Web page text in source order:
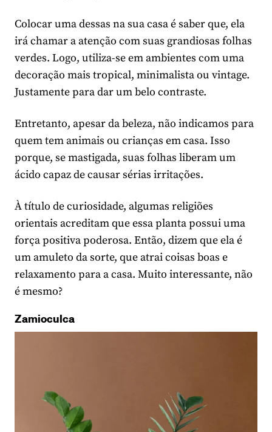
Colocar uma dessas na sua casa é saber que, ela
irá chamar a atenção com suas grandiosas folhas
verdes. Logo, utiliza-se em ambientes com uma
decoração mais tropical, minimalista ou vintage.
Justamente para dar um belo contraste.
Entretanto, apesar da beleza, não indicamos para
quem tem animais ou crianças em casa. Isso
porque, se mastigada, suas folhas liberam um
ácido capaz de causar sérias irritações.
À título de curiosidade, algumas religiões
orientais acreditam que essa planta possui uma
força positiva poderosa. Então, dizem que ela é
um amuleto da sorte, que atrai coisas boas e
relaxamento para a casa. Muito interessante, não
é mesmo?
Zamioculca